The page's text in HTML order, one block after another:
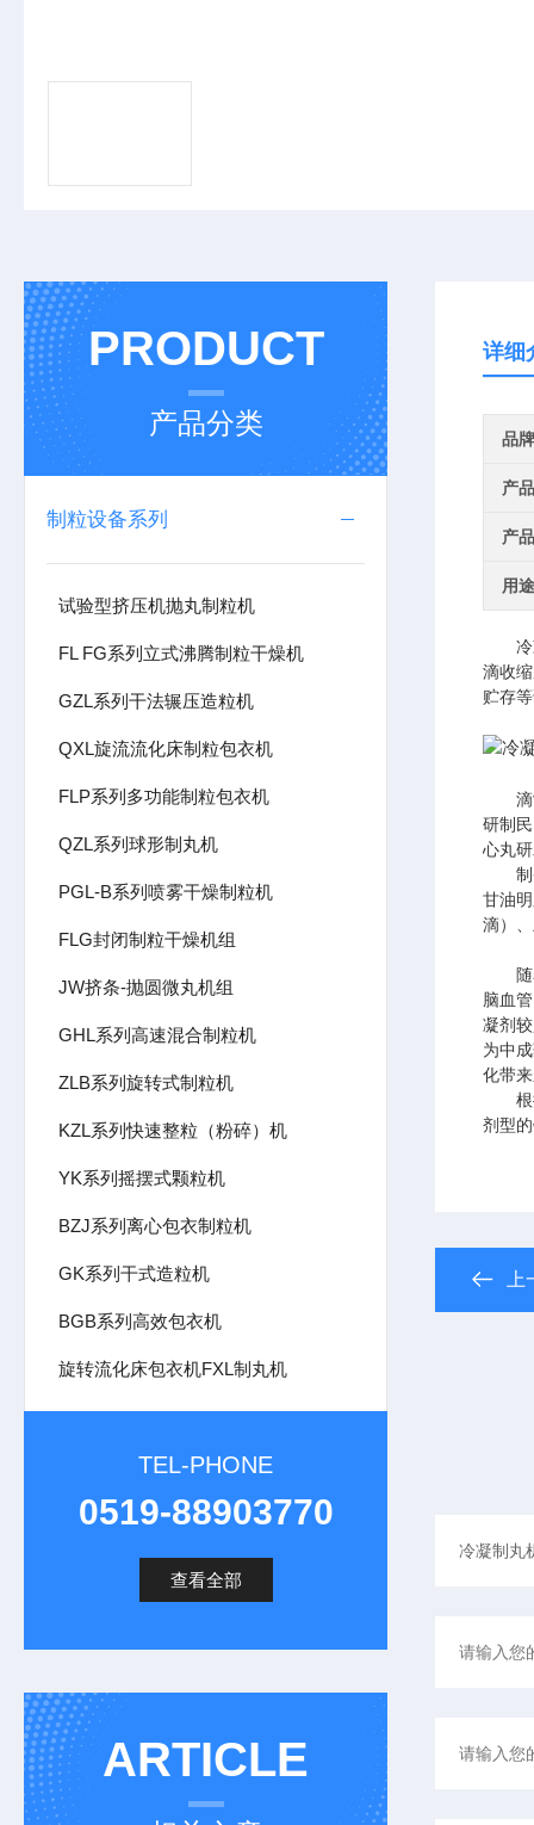
PRODUCT
产品分类
制粒设备系列
试验型挤压机抛丸制粒机
FL FG系列立式沸腾制粒干燥机
GZL系列干法辗压造粒机
QXL旋流流化床制粒包衣机
FLP系列多功能制粒包衣机
QZL系列球形制丸机
PGL-B系列喷雾干燥制粒机
FLG封闭制粒干燥机组
JW挤条-抛圆微丸机组
GHL系列高速混合制粒机
ZLB系列旋转式制粒机
KZL系列快速整粒（粉碎）机
YK系列摇摆式颗粒机
BZJ系列离心包衣制粒机
GK系列干式造粒机
BGB系列高效包衣机
旋转流化床包衣机FXL制丸机
TEL-PHONE
0519-88903770
查看全部
ARTICLE
详细
品牌
产
产
用途
冷凝
滴收
贮存
滴制
研制
心丸
制备
甘油
滴）
随着
脑血
凝剂
为中
化带
根据
剂型